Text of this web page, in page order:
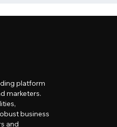
platform
marketers.
business
and